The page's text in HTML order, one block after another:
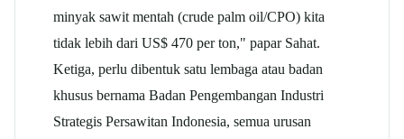
minyak sawit mentah (crude palm oil/CPO) kita
tidak lebih dari US$ 470 per ton," papar Sahat.
Ketiga, perlu dibentuk satu lembaga atau badan
khusus bernama Badan Pengembangan Industri
Strategis Persawitan Indonesia, semua urusan